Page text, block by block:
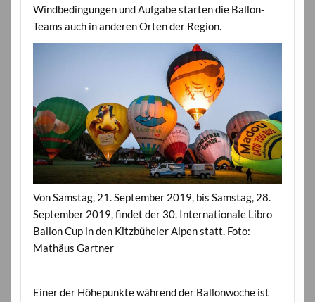
Windbedingungen und Aufgabe starten die Ballon-
Teams auch in anderen Orten der Region.
Von Samstag, 21. September 2019, bis Samstag, 28.
September 2019, findet der 30. Internationale Libro
Ballon Cup in den Kitzbüheler Alpen statt. Foto:
Mathäus Gartner
Einer der Höhepunkte während der Ballonwoche ist